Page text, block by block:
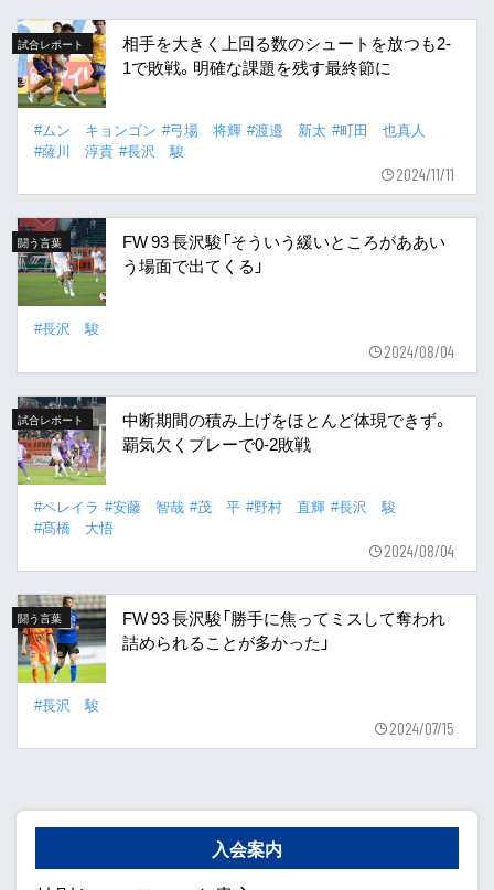
試合レポート
相手を大きく上回る数のシュートを放つも2-
1で敗戦。明確な課題を残す最終節に
#ムン キョンゴン #弓場 将輝 #渡邉 新太 #町田 也真人
#薩川 淳貴 #長沢 駿
2024/11/11
闘う言葉
FW 93 長沢駿「そういう緩いところがああい
う場面で出てくる」
#長沢 駿
2024/08/04
試合レポート
中断期間の積み上げをほとんど体現できず。
覇気欠くプレーで0-2敗戦
#ペレイラ #安藤 智哉 #茂 平 #野村 直輝 #長沢 駿
#髙橋 大悟
2024/08/04
闘う言葉
FW 93 長沢駿「勝手に焦ってミスして奪われ
詰められることが多かった」
#長沢 駿
2024/07/15
入会案内